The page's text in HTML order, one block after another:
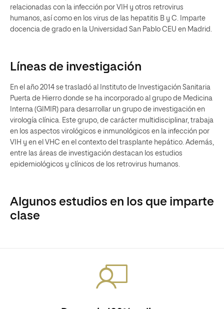
relacionadas con la infección por VIH y otros retrovirus
humanos, así como en los virus de las hepatitis B y C. Imparte
docencia de grado en la Universidad San Pablo CEU en Madrid.
Líneas de investigación
En el año 2014 se trasladó al Instituto de Investigación Sanitaria
Puerta de Hierro donde se ha incorporado al grupo de Medicina
Interna (GIMIR) para desarrollar un grupo de investigación en
virología clínica. Este grupo, de carácter multidisciplinar, trabaja
en los aspectos virológicos e inmunológicos en la infección por
VIH y en el VHC en el contexto del trasplante hepático. Además,
entre las áreas de investigación destacan los estudios
epidemiológicos y clínicos de los retrovirus humanos.
Algunos estudios en los que imparte
clase